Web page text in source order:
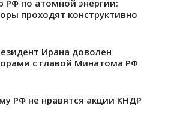
РФ по атомной энергии:
проходят конструктивно
Ирана доволен
с главой Минатома РФ
РФ не нравятся акции КНДР